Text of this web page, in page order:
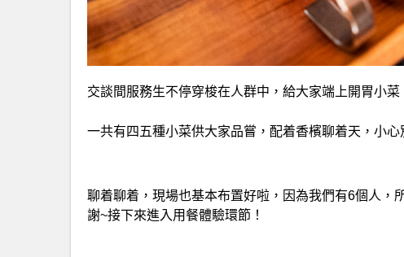
交談間服務生不停穿梭在人群中，給大家端上開胃小菜
一共有四五種小菜供大家品嘗，配着香檳聊着天，小心
聊着聊着，現場也基本布置好啦，因為我們有6個人，
謝~接下來進入用餐體驗環節！